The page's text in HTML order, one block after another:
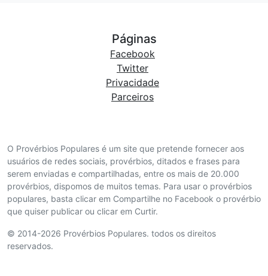
O Provérbios Populares é um site que pretende fornecer aos
usuários de redes sociais, provérbios, ditados e frases para
serem enviadas e compartilhadas, entre os mais de 20.000
provérbios, dispomos de muitos temas. Para usar o provérbios
populares, basta clicar em Compartilhe no Facebook o provérbio
que quiser publicar ou clicar em Curtir.
© 2014-2026 Provérbios Populares. todos os direitos
reservados.
Páginas
Facebook
Twitter
Privacidade
Parceiros